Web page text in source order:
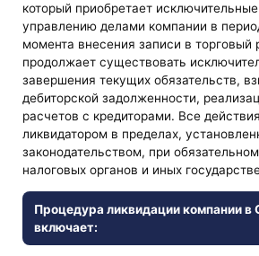
который приобретает
управлению делами компании в
момента внесения записи в торговый
продолжает существовать
завершения текущих обязательств,
дебиторской задолженности,
расчетов с кредиторами. Все
ликвидатором в пределах,
законодательством, при
налоговых органов и иных
Процедура ликвидации компании в
включает: